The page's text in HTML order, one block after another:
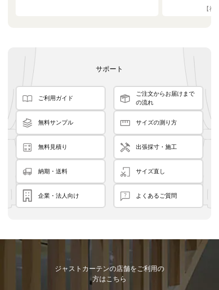
し
で
【神
サポート
ご利用ガイド
ご注文からお届けまで
の流れ
無料サンプル サイズの測り方
無料見積り 出張採寸・施工
納期・送料 サイズ直し
企業・法人向け よくあるご質問
ジャストカーテンの店舗をご利用の
方はこちら